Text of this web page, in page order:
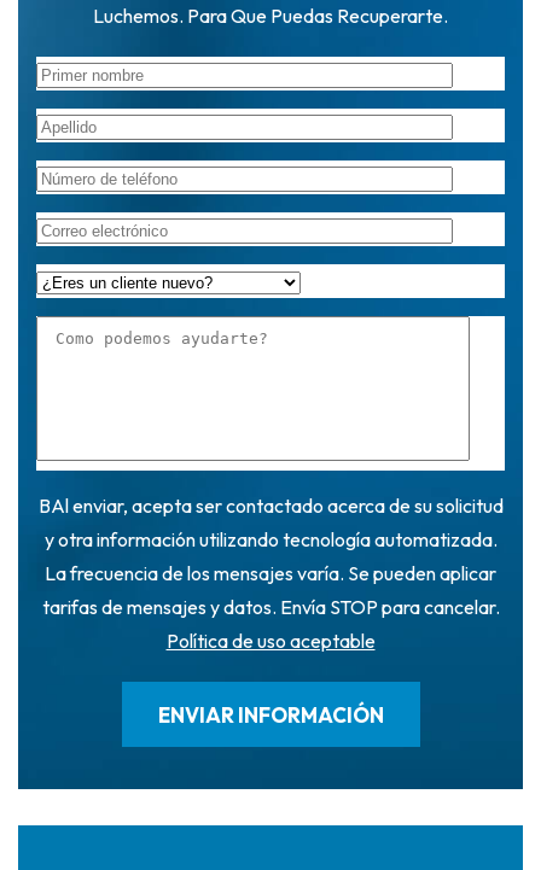
Luchemos. Para Que Puedas Recuperarte.
BAl enviar, acepta ser contactado acerca de su solicitud
y otra información utilizando tecnología automatizada.
La frecuencia de los mensajes varía. Se pueden aplicar
tarifas de mensajes y datos. Envía STOP para cancelar.
Política de uso aceptable